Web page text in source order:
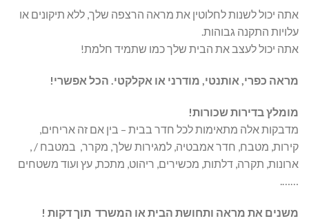
אתה יכול לשנות לחלוטין את מראה הרצפה שלך, ללא תיקונים או
עלויות התקנה גבוהות.
אתה יכול לעצב את הבית שלך כמו שתמיד חלמת!
מראה כפרי, אותנטי, מודרני או אקלקטי. הכל אפשרי!
מומלץ בדירות שכורות!
מדבקות אלה מתאימות לכל חדר בבית – בין אם זה אריחים,
קירות, מטבח, חדר אמבטיה, למגירות שלך, מקרר, במטבח / ,
ארונות, תקרה, דלתות, מכשירים, ריהוט, מתכת, עץ ועוד משטחים
משנים את מראה ותחושת הבית או המשרד תוך דקות !